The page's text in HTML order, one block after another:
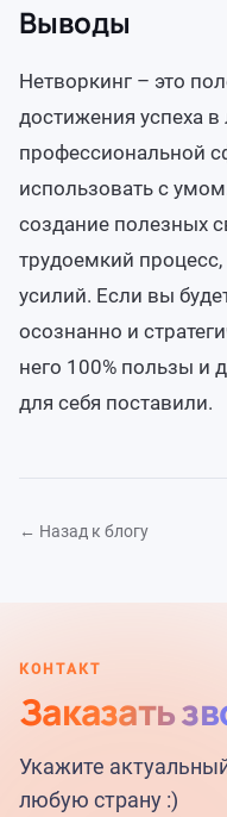
Выводы
Нетворкинг – это
достижения успеха
профессиональной
использовать с
создание полезных
трудоемкий
усилий. Если вы
осознанно и
него 100% пользы и
для себя поставили.
← Назад к блогу
КОНТАКТ
Заказать
Укажите
любую страну :)